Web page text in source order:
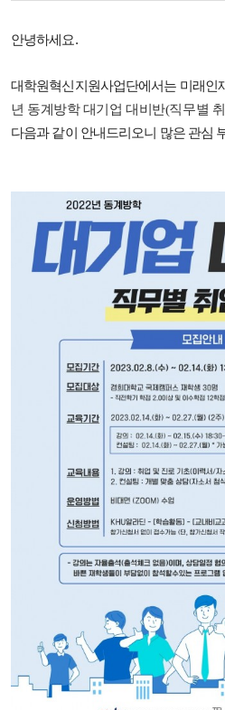
안녕하세요.
대학원혁신지원사업단에서는 미래인
년 동계방학 대기업 대비반(직무별
다음과 같이 안내드리오니 많은 관심